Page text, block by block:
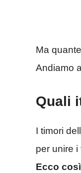
Ma
Andiamo
Quali
I timori
per unire
Ecco